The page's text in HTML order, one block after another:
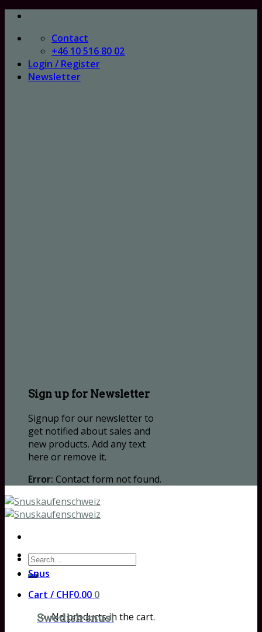
Skip
content
Contact
+46 10 516 80 02
Login / Register
Newsletter
Sign up for Newsletter
Signup for our newsletter to
get notified about sales and
new products. Add any text
here or remove it.
Error: Contact form not found.
Search
for:
Cart / CHF0.00 0
No products in the cart.
Snus
Swedish snus!